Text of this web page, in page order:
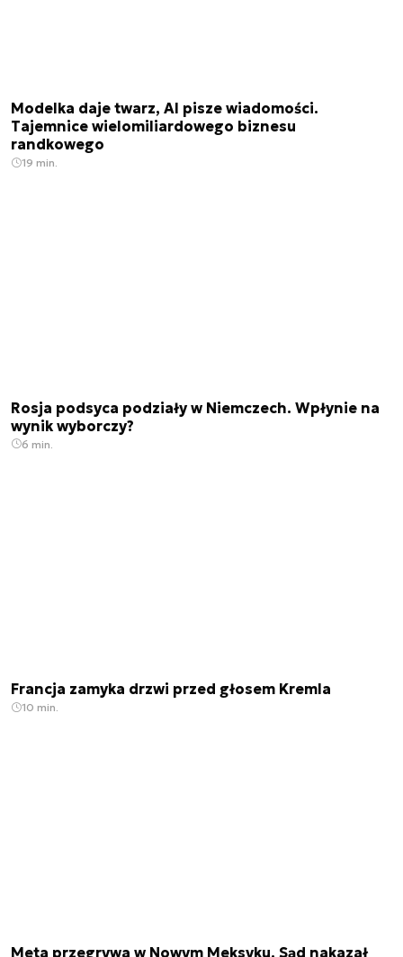
Modelka daje twarz, AI pisze wiadomości.
Tajemnice wielomiliardowego biznesu
randkowego
19 min.
Rosja podsyca podziały w Niemczech. Wpłynie na
wynik wyborczy?
6 min.
Francja zamyka drzwi przed głosem Kremla
10 min.
Meta przegrywa w Nowym Meksyku. Sąd nakazał